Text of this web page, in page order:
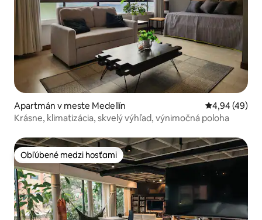
Apartmán v meste Medellín Priemerné
4,94 (49)
Krásne, klimatizácia, skvelý výhľad, výnimočná poloha
Obľúbené medzi hosťami
Obľúbené medzi hosťami